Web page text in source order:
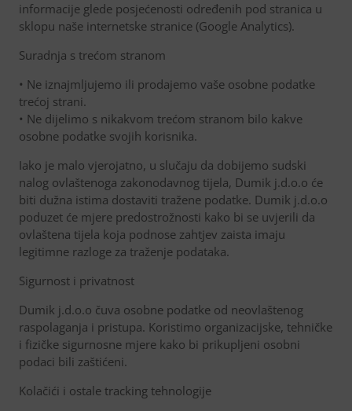
informacije glede posjećenosti određenih pod stranica u
sklopu naše internetske stranice (Google Analytics).
Suradnja s trećom stranom
• Ne iznajmljujemo ili prodajemo vaše osobne podatke
trećoj strani.
• Ne dijelimo s nikakvom trećom stranom bilo kakve
osobne podatke svojih korisnika.
Iako je malo vjerojatno, u slučaju da dobijemo sudski
nalog ovlaštenoga zakonodavnog tijela, Dumik j.d.o.o će
biti dužna istima dostaviti tražene podatke. Dumik j.d.o.o
poduzet će mjere predostrožnosti kako bi se uvjerili da
ovlaštena tijela koja podnose zahtjev zaista imaju
legitimne razloge za traženje podataka.
Sigurnost i privatnost
Dumik j.d.o.o čuva osobne podatke od neovlaštenog
raspolaganja i pristupa. Koristimo organizacijske, tehničke
i fizičke sigurnosne mjere kako bi prikupljeni osobni
podaci bili zaštićeni.
Kolačići i ostale tracking tehnologije